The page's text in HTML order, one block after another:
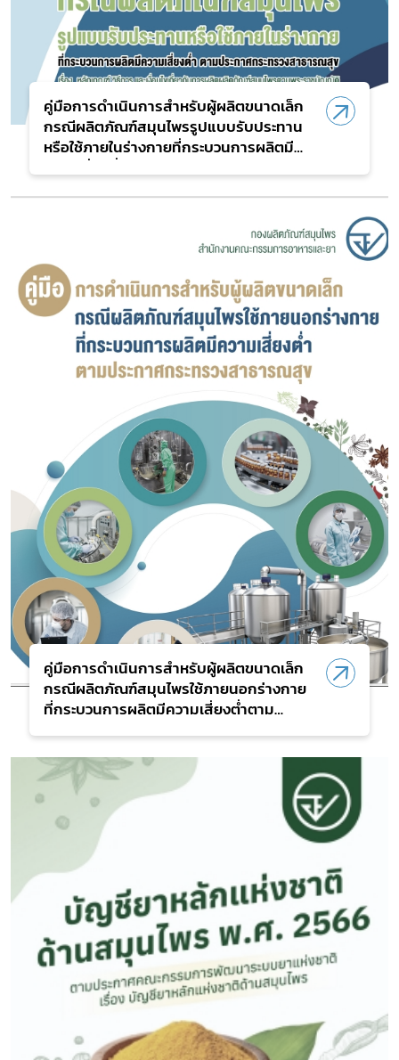
คู่มือการดำเนินการสำหรับผู้ผลิตขนาดเล็ก
กรณีผลิตภัณฑ์สมุนไพรรูปแบบรับประทาน
หรือใช้ภายในร่างกายที่กระบวนการผลิตมี
ความเสี่ยงต่ำ ตามประกาศกระทรวง
คู่มือการดำเนินการสำหรับผู้ผลิตขนาดเล็ก
กรณีผลิตภัณฑ์สมุนไพรใช้ภายนอกร่างกาย
ที่กระบวนการผลิตมีความเสี่ยงต่ำตาม